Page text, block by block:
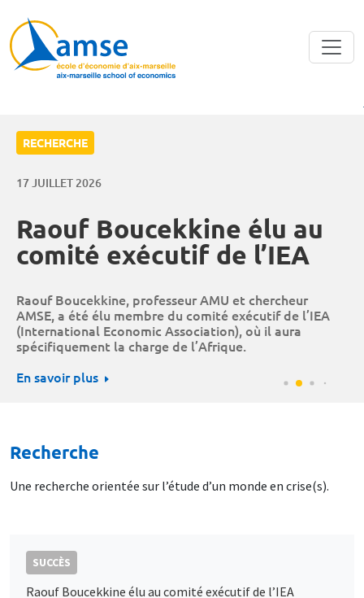
RECHERCHE
17 JUILLET 2026
Raouf Boucekkine élu au
comité exécutif de l’IEA
Raouf Boucekkine, professeur AMU et chercheur
AMSE, a été élu membre du comité exécutif de l’IEA
(International Economic Association), où il aura
spécifiquement la charge de l’Afrique.
En savoir plus
Recherche
Une recherche orientée sur l’étude d’un monde en crise(s).
SUCCÈS
Raouf Boucekkine élu au comité exécutif de l’IEA